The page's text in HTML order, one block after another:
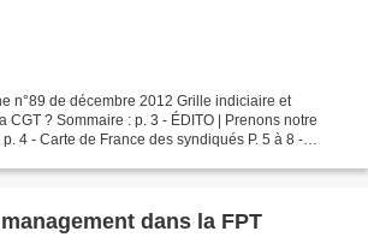
n°89 de décembre 2012 Grille indiciaire et
CGT ? Sommaire : p. 3 - ÉDITO | Prenons notre
4 - Carte de France des syndiqués P. 5 à 8 -
dans la FPT